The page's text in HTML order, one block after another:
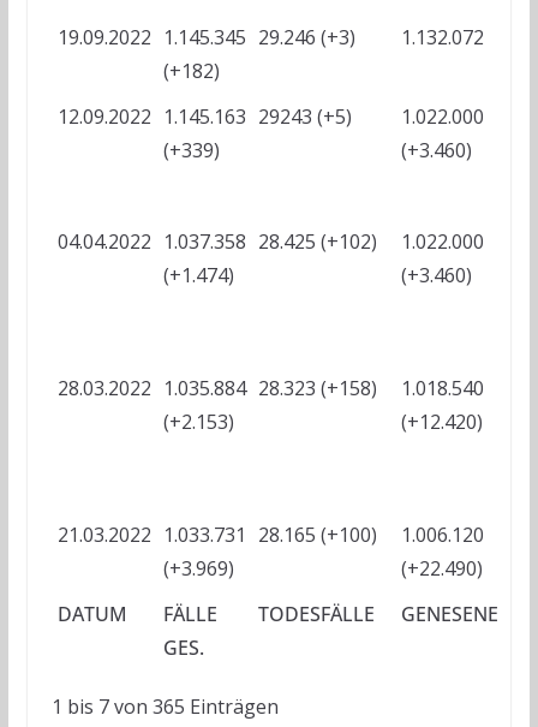
19.09.2022 1.145.345
(+182)
29.246 (+3) 1.132.072
12.09.2022 1.145.163
(+339)
29243 (+5)
1.022.000
(+3.460)
04.04.2022 1.037.358
(+1.474)
28.425 (+102)
1.022.000
(+3.460)
28.03.2022 1.035.884
(+2.153)
28.323 (+158)
1.018.540
(+12.420)
21.03.2022 1.033.731
(+3.969)
28.165 (+100)
1.006.120
(+22.490)
DATUM
FÄLLE
GES.
TODESFÄLLE GENESENE
1 bis 7 von 365 Einträgen